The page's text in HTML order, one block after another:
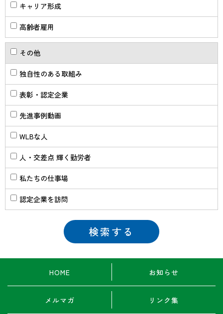
キャリア形成
高齢者雇用
その他
独自性のある取組み
表彰・認定企業
先進事例動画
WLBな人
人・交差点 輝く勤労者
私たちの仕事場
認定企業を訪問
HOME お知らせ
メルマガ リンク集